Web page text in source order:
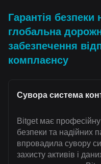
Гарантія
глобальна
забезпечення
комплаєнсу
Сувора система
Bitget має професійну
безпеки та надійних
впровадила сувору
захисту активів і